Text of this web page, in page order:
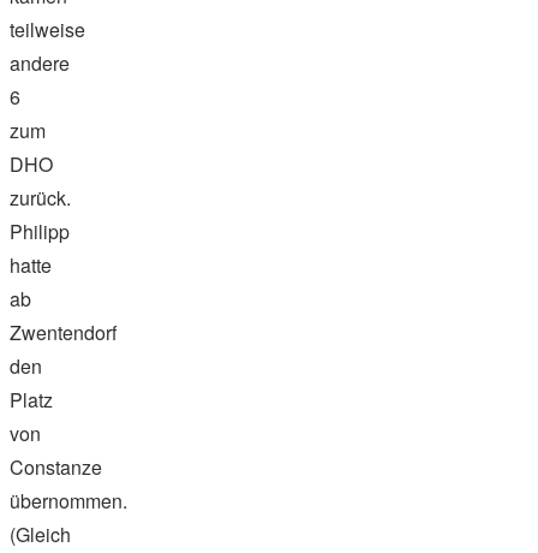
teilweise
andere
6
zum
DHO
zurück.
Philipp
hatte
ab
Zwentendorf
den
Platz
von
Constanze
übernommen.
(Gleich